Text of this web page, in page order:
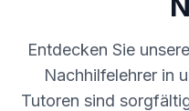
Entdecken Sie unsere
Nachhilfelehrer in
Tutoren sind